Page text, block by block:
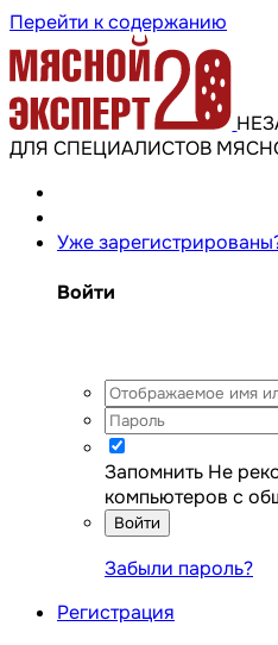
Перейти к содержанию
ДЛЯ СПЕЦИАЛИСТОВ
Уже
Войти
Запомнить Не
компьютеров с
Войти
Забыли пароль?
Регистрация